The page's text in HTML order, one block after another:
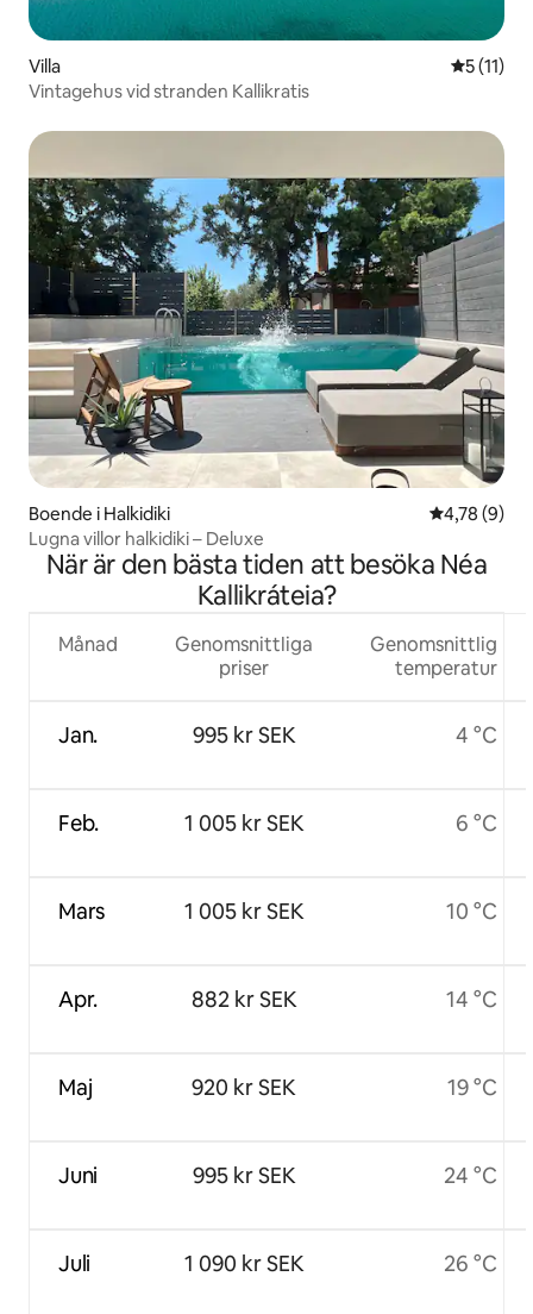
Villa 5 av 5 i
5 (11)
Vintagehus vid stranden Kallikratis
Boende i Halkidiki 4,78 av 5 i
4,78 (9)
Lugna villor halkidiki – Deluxe
När är den bästa tiden att besöka Néa
Kallikráteia?
Månad
Jan.
Feb.
Mars
Apr.
Maj
Juni
Juli
Genomsnittliga
priser
995 kr SEK
1 005 kr SEK
1 005 kr SEK
882 kr SEK
920 kr SEK
995 kr SEK
1 090 kr SEK
Genomsnittlig
temperatur
4 °C
6 °C
10 °C
14 °C
19 °C
24 °C
26 °C